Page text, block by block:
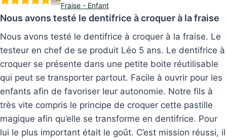
Fraise - Enfant
Nous avons testé le dentifrice à croquer à la fraise
Nous avons testé le dentifrice à croquer à la fraise. Le
testeur en chef de se produit Léo 5 ans. Le dentifrice à
croquer se présente dans une petite boite réutilisable
qui peut se transporter partout. Facile à ouvrir pour les
enfants afin de favoriser leur autonomie. Notre fils à
très vite compris le principe de croquer cette pastille
magique afin qu’elle se transforme en dentifrice. Pour
lui le plus important était le goût. C’est mission réussi, il